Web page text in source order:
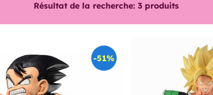
Résultat de la recherche: 3produits
-51%